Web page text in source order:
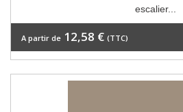
escalier...
A partir de 12,58 € (TTC)